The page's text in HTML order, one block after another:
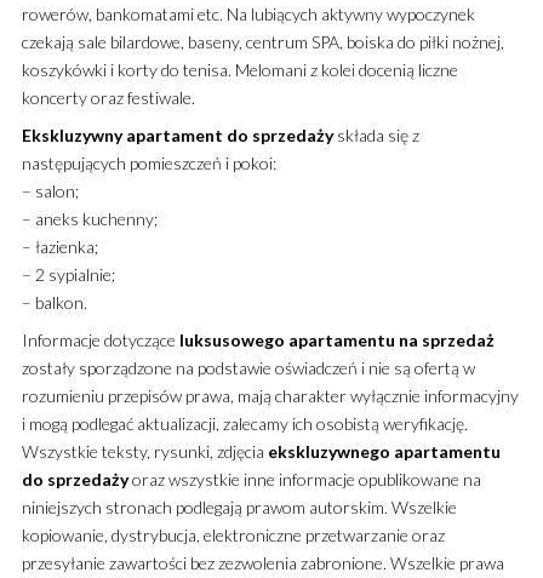
rowerów, bankomatami etc. Na lubiących aktywny wypoczynek
czekają sale bilardowe, baseny, centrum SPA, boiska do piłki nożnej,
koszykówki i korty do tenisa. Melomani z kolei docenią liczne
koncerty oraz festiwale.
Ekskluzywny apartament do sprzedażyskłada się z
następujących pomieszczeń i pokoi:
– salon;
– aneks kuchenny;
– łazienka;
– 2 sypialnie;
– balkon.
Informacje dotyczące luksusowego apartamentu na sprzedaż
zostały sporządzone na podstawie oświadczeń i nie są ofertą w
rozumieniu przepisów prawa, mają charakter wyłącznie informacyjny
i mogą podlegać aktualizacji, zalecamy ich osobistą weryfikację.
Wszystkie teksty, rysunki, zdjęcia ekskluzywnego apartamentu
do sprzedażyoraz wszystkie inne informacje opublikowane na
niniejszych stronach podlegają prawom autorskim. Wszelkie
kopiowanie, dystrybucja, elektroniczne przetwarzanie oraz
przesyłanie zawartości bez zezwolenia zabronione. Wszelkie prawa